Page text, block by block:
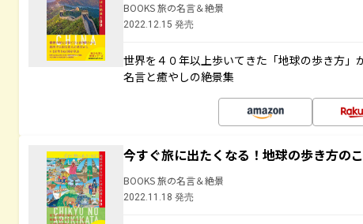
BOOKS 旅の名言＆絶景
2022.12.15 発売
世界を４０年以上歩いてきた「地球の歩き方
名言と癒やしの絶景集
今すぐ旅に出たくなる！地球の歩き方の
BOOKS 旅の名言＆絶景
2022.11.18 発売